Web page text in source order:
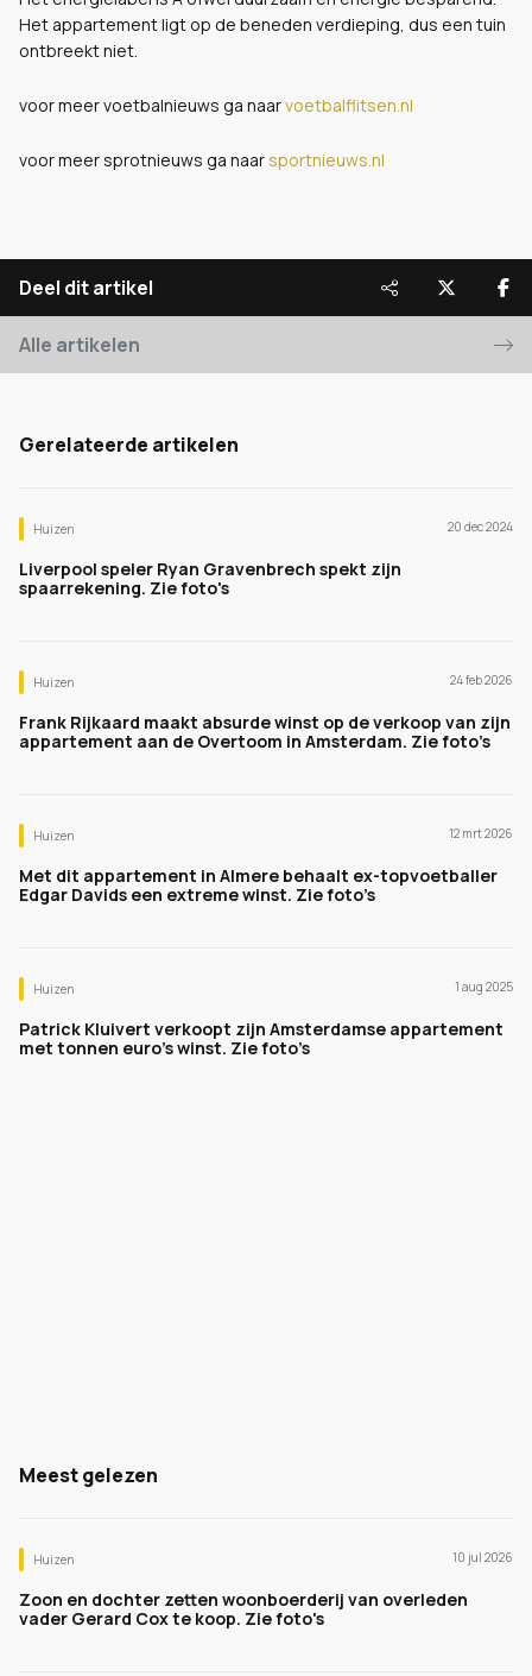
Het appartement ligt op de beneden verdieping, dus een tuin
ontbreekt niet.
voor meer voetbalnieuws ga naarvoetbalflitsen.nl
voor meer sprotnieuws ga naarsportnieuws.nl
Deel dit artikel
Alle artikelen
Gerelateerde artikelen
Huizen 20 dec 2024
Liverpool speler Ryan Gravenbrech spekt zijn
spaarrekening. Zie foto's
Huizen 24 feb 2026
Frank Rijkaard maakt absurde winst op de verkoop van zijn
appartement aan de Overtoom in Amsterdam. Zie foto’s
Huizen 12 mrt 2026
Met dit appartement in Almere behaalt ex-topvoetballer
Edgar Davids een extreme winst. Zie foto’s
Huizen 1 aug 2025
Patrick Kluivert verkoopt zijn Amsterdamse appartement
met tonnen euro’s winst. Zie foto’s
Meest gelezen
Huizen 10 jul 2026
Zoon en dochter zetten woonboerderij van overleden
vader Gerard Cox te koop. Zie foto's